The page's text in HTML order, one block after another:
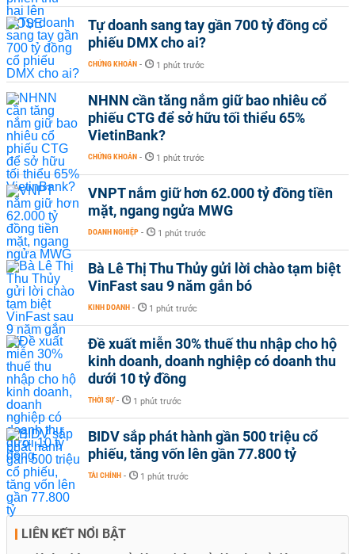
Tự doanh sang tay gần 700 tỷ đồng cổ
phiếu DMX cho ai?
CHỨNG KHOÁN - 1 phút trước
NHNN cần tăng nắm giữ bao nhiêu cổ
phiếu CTG để sở hữu tối thiểu 65%
VietinBank?
CHỨNG KHOÁN - 1 phút trước
VNPT nắm giữ hơn 62.000 tỷ đồng tiền
mặt, ngang ngửa MWG
DOANH NGHIỆP - 1 phút trước
Bà Lê Thị Thu Thủy gửi lời chào tạm biệt
VinFast sau 9 năm gắn bó
KINH DOANH - 1 phút trước
Đề xuất miễn 30% thuế thu nhập cho hộ
kinh doanh, doanh nghiệp có doanh thu
dưới 10 tỷ đồng
THỜI SỰ - 1 phút trước
BIDV sắp phát hành gần 500 triệu cổ
phiếu, tăng vốn lên gần 77.800 tỷ
TÀI CHÍNH - 1 phút trước
LIÊN KẾT NỔI BẬT